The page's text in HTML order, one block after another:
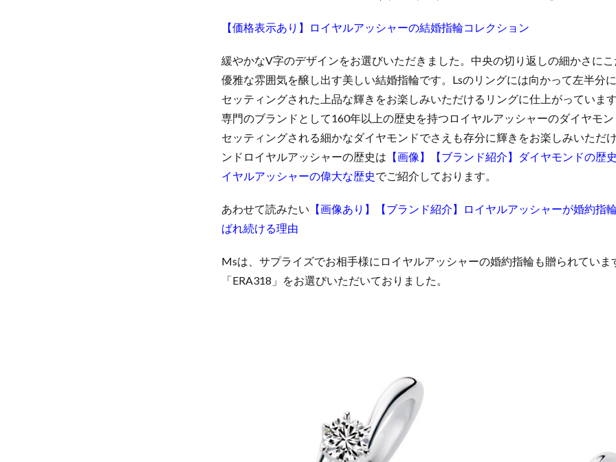
【価格表示あり】ロイヤルアッシャーの結婚指輪コレクション
緩やかなV字のデザインをお選びいただきました。中央の切り返しの細かさに
優雅な雰囲気を醸し出す美しい結婚指輪です。Lsのリングには向かって左半分
セッティングされた上品な輝きをお楽しみいただけるリングに仕上がっていま
専門のブランドとして160年以上の歴史を持つロイヤルアッシャーのダイヤモ
セッティングされる細かなダイヤモンドでさえも存分に輝きをお楽しみいただ
ンドロイヤルアッシャーの歴史は 【画像】【ブランド紹介】ダイヤモンドの歴
イヤルアッシャーの偉大な歴史でご紹介しております。
あわせて読みたい 【画像あり】【ブランド紹介】ロイヤルアッシャーが婚約指
ばれ続ける理由
Msは、サプライズでお相手様にロイヤルアッシャーの婚約指輪も贈られていま
「ERA318」をお選びいただいておりました。